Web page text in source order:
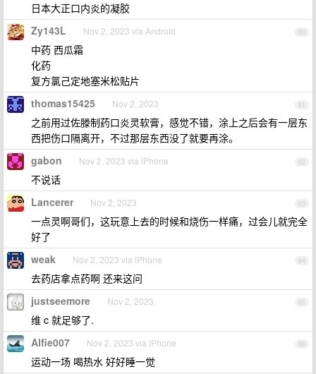
日本大正口内炎的凝胶
60
Zy143L Nov 2, 2023 via Android
中药 西瓜霜
化药
复方氯己定地塞米松贴片
61
thomas15425 Nov 2, 2023
之前用过佐滕制药口炎灵软膏，感觉不错，涂上之后会有一层东
西把伤口隔离开，不过那层东西没了就要再涂。
62
gabon Nov 2, 2023 via iPhone
不说话
63
Lancerer Nov 2, 2023
一点灵啊哥们，这玩意上去的时候和烧伤一样痛，过会儿就完全
好了
64
weak Nov 2, 2023 via iPhone
去药店拿点药啊 还来这问
65
justseemore Nov 2, 2023
维 c 就足够了.
66
Alfie007 Nov 2, 2023 via iPhone
运动一场 喝热水 好好睡一觉